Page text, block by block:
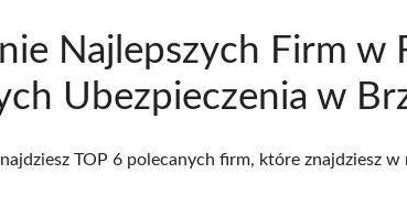
Najlepszych Firm w
Ubezpieczenia w
TOP 6 polecanych firm, które znajdziesz w